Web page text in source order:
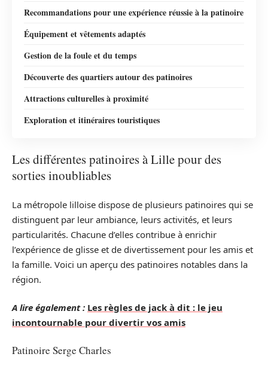
Recommandations pour une expérience réussie à la patinoire
Équipement et vêtements adaptés
Gestion de la foule et du temps
Découverte des quartiers autour des patinoires
Attractions culturelles à proximité
Exploration et itinéraires touristiques
Les différentes patinoires à Lille pour des
sorties inoubliables
La métropole lilloise dispose de plusieurs patinoires qui se
distinguent par leur ambiance, leurs activités, et leurs
particularités. Chacune d’elles contribue à enrichir
l’expérience de glisse et de divertissement pour les amis et
la famille. Voici un aperçu des patinoires notables dans la
région.
A lire également : Les règles de jack à dit : le jeu
incontournable pour divertir vos amis
Patinoire Serge Charles